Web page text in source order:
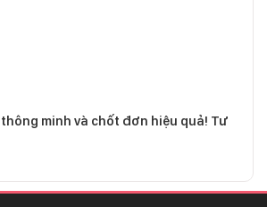
minh và chốt đơn hiệu quả! Tư